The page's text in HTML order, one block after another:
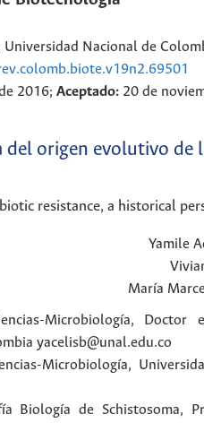
Nacional de
2016; Aceptado: 20 de
del origen evolutivo de
resistance, a historical
Yamile
María
Microbiología,
yacelisb@unal.edu.co
Microbiología,
Biología de Schistosoma,